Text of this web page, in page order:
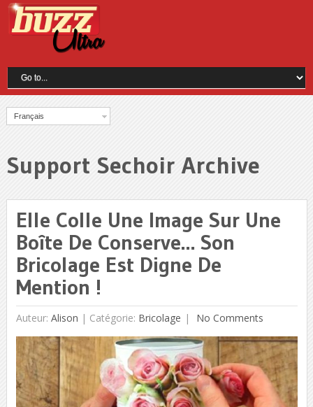
Français
Support Sechoir Archive
Elle Colle Une Image Sur Une
Boîte De Conserve… Son
Bricolage Est Digne De
Mention !
Auteur: Alison | Catégorie: Bricolage No Comments